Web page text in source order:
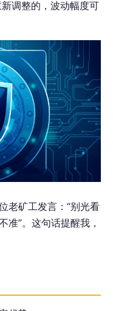
调整的，波动幅度可
老矿工发言：“别光看
准”。这句话提醒我，